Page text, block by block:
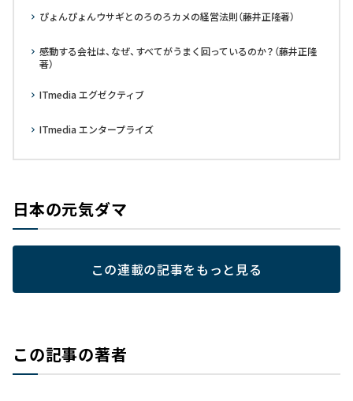
ぴょんぴょんウサギとのろのろカメの経営法則（藤井正隆著）
感動する会社は、なぜ、すべてがうまく回っているのか？（藤井正隆
著）
ITmedia エグゼクティブ
ITmedia エンタープライズ
日本の元気ダマ
この連載の記事をもっと見る
この記事の著者